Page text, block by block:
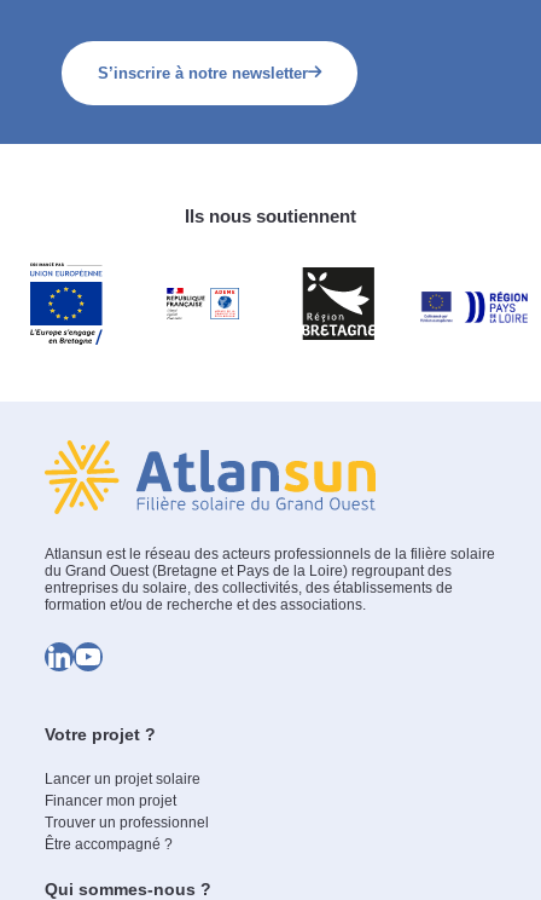
S’inscrire à notre newsletter
Ils nous soutiennent
Atlansun est le réseau des acteurs professionnels de la filière solaire
du Grand Ouest (Bretagne et Pays de la Loire) regroupant des
entreprises du solaire, des collectivités, des établissements de
formation et/ou de recherche et des associations.
LinkedIn
YouTube
Votre projet ?
Lancer un projet solaire
Financer mon projet
Trouver un professionnel
Être accompagné ?
Qui sommes-nous ?